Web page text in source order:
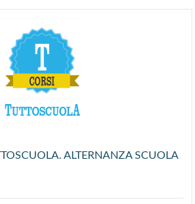
ALTERNANZA SCUOLA